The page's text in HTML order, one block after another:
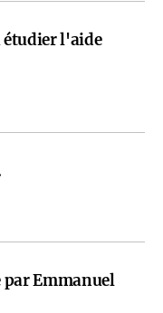
étudier l'aide
par Emmanuel